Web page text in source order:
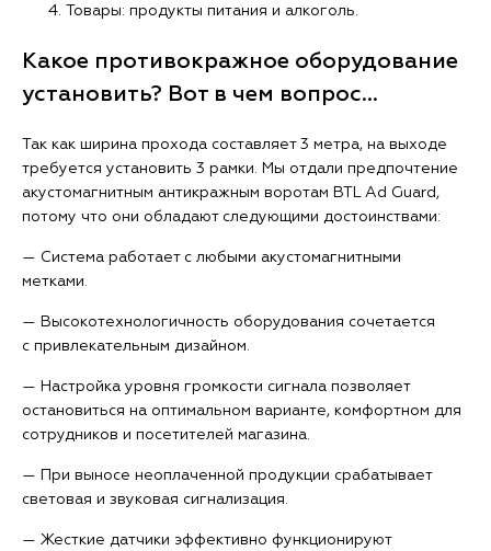
Товары: продукты питания и алкоголь.
Какое противокражное оборудование
установить? Вот в чем вопрос...
Так как ширина прохода составляет 3 метра, на выходе
требуется установить 3 рамки. Мы отдали предпочтение
акустомагнитным антикражным воротам BTL Ad Guard,
потому что они обладают следующими достоинствами:
— Система работает с любыми акустомагнитными
метками.
— Высокотехнологичность оборудования сочетается
с привлекательным дизайном.
— Настройка уровня громкости сигнала позволяет
остановиться на оптимальном варианте, комфортном для
сотрудников и посетителей магазина.
— При выносе неоплаченной продукции срабатывает
световая и звуковая сигнализация.
— Жесткие датчики эффективно функционируют